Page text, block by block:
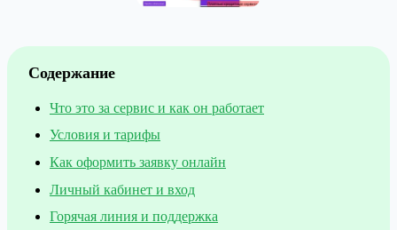
Содержание
Что это за сервис и как он работает
Условия и тарифы
Как оформить заявку онлайн
Личный кабинет и вход
Горячая линия и поддержка